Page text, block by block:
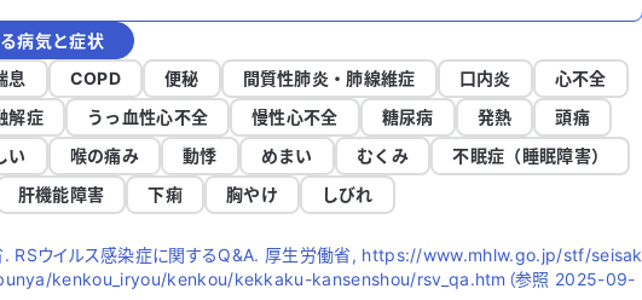
病気と症状
息
COPD 便秘 間質性肺炎・肺線維症 口内炎
心不全
解症
うっ血性心不全 慢性心不全 糖尿病 発熱
頭痛
い
喉の痛み 動悸 めまい むくみ
不眠症（睡眠障害）
肝機能障害 下痢 胸やけ
しびれ
. RSウイルス感染症に関するQ&A. 厚生労働省, https://www.mhlw.go.jp/stf/seisak
kenkou_iryou/kenkou/kekkaku-kansenshou/rsv_qa.htm（参照 2025-09-